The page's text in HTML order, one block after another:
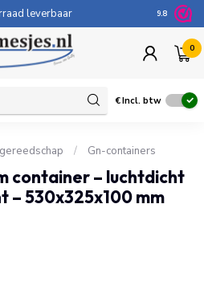
leverbaar 100
9.8
0
€Incl. btw
/ Gn-containers
container – luchtdicht
– 530x325x100 mm